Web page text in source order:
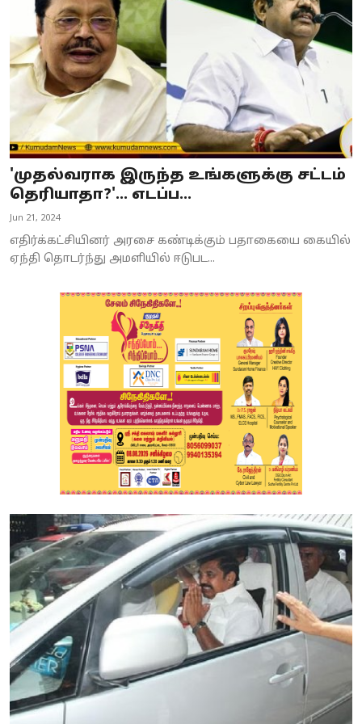
'முதல்வராக இருந்த உங்களுக்கு சட்டம்
தெரியாதா?'... எடப்ப...
Jun 21, 2024
எதிர்க்கட்சியினர் அரசை கண்டிக்கும் பதாகையை கையில்
ஏந்தி தொடர்ந்து அமளியில் ஈடுபட...